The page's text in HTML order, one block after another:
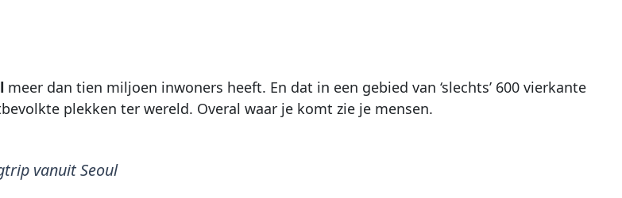
meer dan tien miljoen inwoners heeft. En dat in een gebied van ‘slechts’ 600 vierkante
plekken ter wereld. Overal waar je komt zie je mensen.
vanuit Seoul